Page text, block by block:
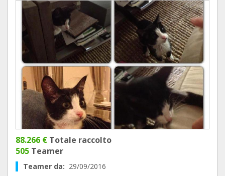
88.266 € Totale raccolto
505 Teamer
Teamer da: 29/09/2016